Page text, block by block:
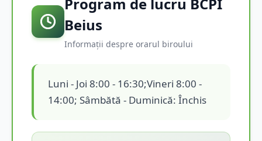
Beius
Informații despre orarul biroului
Luni - Joi 8:00 - 16:30;Vineri 8:00 -
14:00; Sâmbătă - Duminică: Închis